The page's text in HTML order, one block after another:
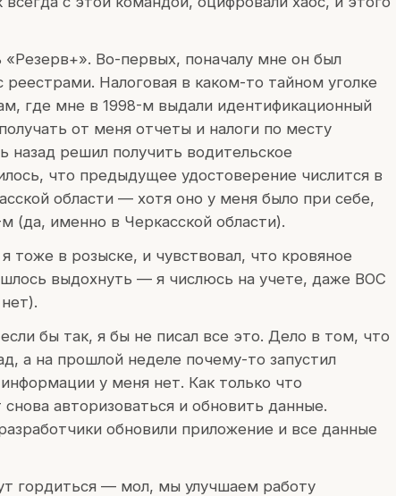
«Резерв+». Во-первых, поначалу мне он был
Налоговая в каком-то тайном уголке
где мне в 1998-м выдали идентификационный
от меня отчеты и налоги по месту
назад решил получить водительское
что предыдущее удостоверение числится в
области — хотя оно у меня было при себе,
(да, именно в Черкасской области).
тоже в розыске, и чувствовал, что кровяное
выдохнуть — я числюсь на учете, даже ВОС
бы так, я бы не писал все это. Дело в том, что
а на прошлой неделе почему-то запустил
у меня нет. Как только что
авторизоваться и обновить данные.
обновили приложение и все данные
гордиться — мол, мы улучшаем работу